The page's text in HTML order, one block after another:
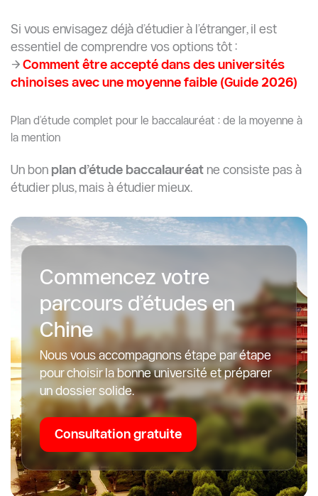
Si vous envisagez déjà d’étudier à l’étranger, il est
essentiel de comprendre vos options tôt :
→ Comment être accepté dans des universités
chinoises avec une moyenne faible (Guide 2026)
Plan d’étude complet pour le baccalauréat : de la moyenne à
la mention
Un bon plan d’étude baccalauréat ne consiste pas à
étudier plus, mais à étudier mieux.
Commencez votre
parcours d’études en
Chine
Nous vous accompagnons étape par étape
pour choisir la bonne université et préparer
un dossier solide.
Consultation gratuite